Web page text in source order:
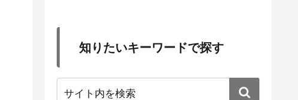
知りたいキーワードで探す